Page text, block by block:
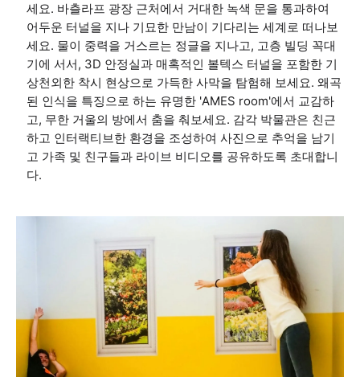
세요. 바츨라프 광장 근처에서 거대한 녹색 문을 통과하여
어두운 터널을 지나 기묘한 만남이 기다리는 세계로 떠나보
세요. 물이 중력을 거스르는 정글을 지나고, 고층 빌딩 꼭대
기에 서서, 3D 안정실과 매혹적인 볼텍스 터널을 포함한 기
상천외한 착시 현상으로 가득한 사막을 탐험해 보세요. 왜곡
된 인식을 특징으로 하는 유명한 'AMES room'에서 교감하
고, 무한 거울의 방에서 춤을 춰보세요. 감각 박물관은 친근
하고 인터랙티브한 환경을 조성하여 사진으로 추억을 남기
고 가족 및 친구들과 라이브 비디오를 공유하도록 초대합니
다.